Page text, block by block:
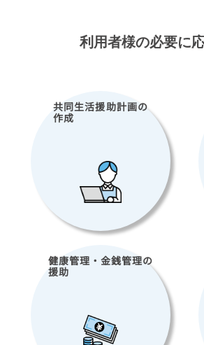
利用者様の必要に
共同生活援助計画の
作成
健康管理・金銭管理の
援助